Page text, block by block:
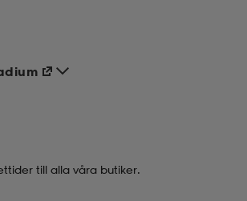
till alla våra butiker.